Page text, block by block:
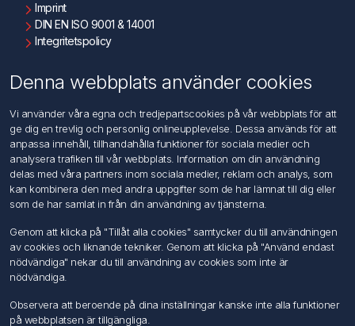
Imprint
DIN EN ISO 9001 & 14001
Integritetspolicy
Kontakta oss
Kundtjänst
Sök
Mitt konto
Mina ordrar
Mina adresser
Följ oss
Denna webbplats använder cookies
Vi använder våra egna och tredjepartscookies på vår webbplats för att
ge dig en trevlig och personlig onlineupplevelse. Dessa används för att
anpassa innehåll, tillhandahålla funktioner för sociala medier och
analysera trafiken till vår webbplats. Information om din användning
delas med våra partners inom sociala medier, reklam och analys, som
kan kombinera den med andra uppgifter som de har lämnat till dig eller
som de har samlat in från din användning av tjänsterna.
Genom att klicka på "Tillåt alla cookies" samtycker du till användningen
av cookies och liknande tekniker. Genom att klicka på "Använd endast
nödvändiga" nekar du till användning av cookies som inte är
nödvändiga.
Observera att beroende på dina inställningar kanske inte alla funktioner
på webbplatsen är tillgängliga.